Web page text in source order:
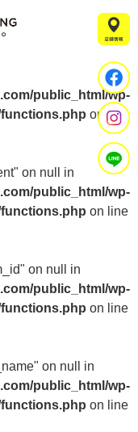
public_html/wp-
on line
on null in
public_html/wp-
on line
on null in
public_html/wp-
on line
on null in
public_html/wp-
on line